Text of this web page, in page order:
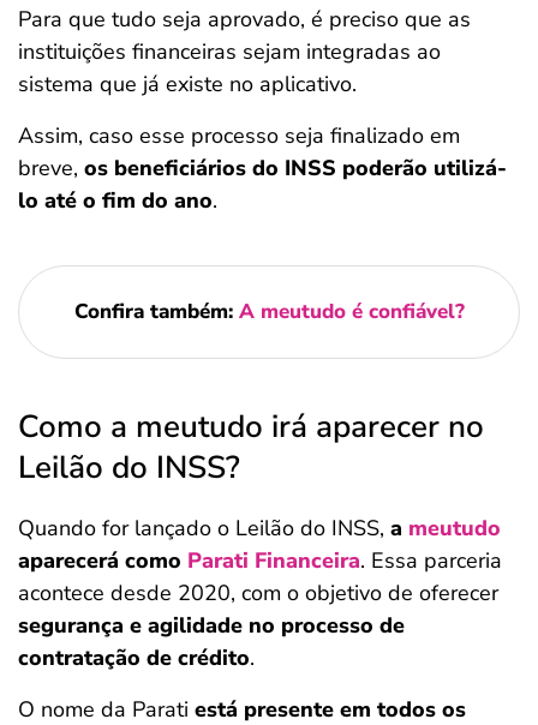
Para que tudo seja aprovado, é preciso que as
instituições financeiras sejam integradas ao
sistema que já existe no aplicativo.
Assim, caso esse processo seja finalizado em
breve, os beneficiários do INSS poderão utilizá-
lo até o fim do ano.
Confira também: A meutudo é confiável?
Como a meutudo irá aparecer no
Leilão do INSS?
Quando for lançado o Leilão do INSS, a meutudo
aparecerá como Parati Financeira. Essa parceria
acontece desde 2020, com o objetivo de oferecer
segurança e agilidade no processo de
contratação de crédito.
O nome da Parati está presente em todos os